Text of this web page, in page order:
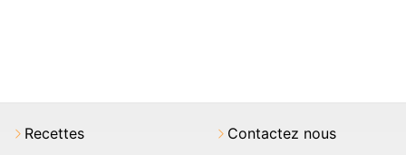
Recettes
Contactez nous